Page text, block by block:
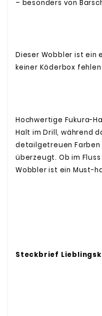
– besonders von
Dieser Wobbler ist ein
keiner Köderbox
Hochwertige Fukura-
Halt im Drill, während
detailgetreuen
überzeugt. Ob im
Wobbler ist ein Must-
Steckbrief